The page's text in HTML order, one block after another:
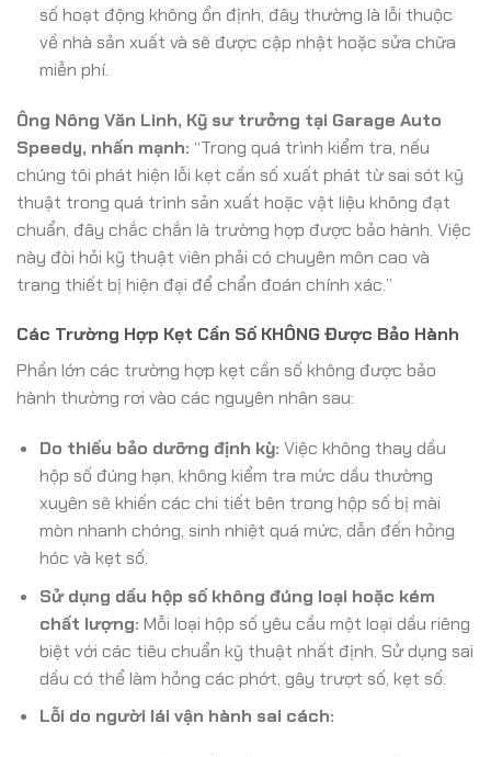
số hoạt động không ổn định, đây thường là lỗi thuộc
về nhà sản xuất và sẽ được cập nhật hoặc sửa chữa
miễn phí.
Ông Nông Văn Linh, Kỹ sư trưởng tại Garage Auto
Speedy, nhấn mạnh: “Trong quá trình kiểm tra, nếu
chúng tôi phát hiện lỗi kẹt cần số xuất phát từ sai sót kỹ
thuật trong quá trình sản xuất hoặc vật liệu không đạt
chuẩn, đây chắc chắn là trường hợp được bảo hành. Việc
này đòi hỏi kỹ thuật viên phải có chuyên môn cao và
trang thiết bị hiện đại để chẩn đoán chính xác.”
Các Trường Hợp Kẹt Cần Số KHÔNG Được Bảo Hành
Phần lớn các trường hợp kẹt cần số không được bảo
hành thường rơi vào các nguyên nhân sau:
Do thiếu bảo dưỡng định kỳ: Việc không thay dầu
hộp số đúng hạn, không kiểm tra mức dầu thường
xuyên sẽ khiến các chi tiết bên trong hộp số bị mài
mòn nhanh chóng, sinh nhiệt quá mức, dẫn đến hỏng
hóc và kẹt số.
Sử dụng dầu hộp số không đúng loại hoặc kém
chất lượng: Mỗi loại hộp số yêu cầu một loại dầu riêng
biệt với các tiêu chuẩn kỹ thuật nhất định. Sử dụng sai
dầu có thể làm hỏng các phớt, gây trượt số, kẹt số.
Lỗi do người lái vận hành sai cách: